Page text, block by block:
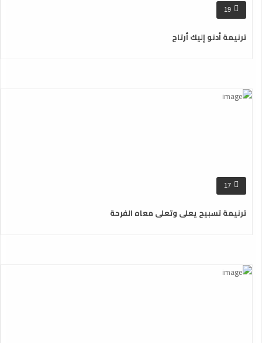
19
ترنيمة أدنو إليك أرتاح
17
ترنيمة تسبيح يعلى وتعلى معاه الفرحة